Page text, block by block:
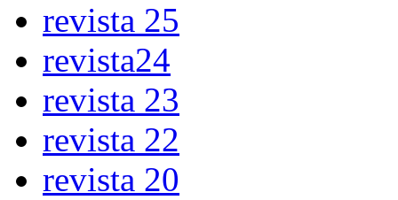
revista 25
revista24
revista 23
revista 22
revista 20